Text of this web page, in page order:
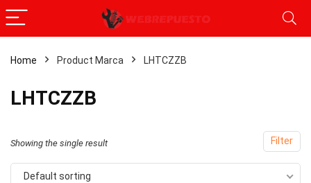
Home Product Marca ‎LHTCZZB
‎LHTCZZB
Filter
Showing the single result
Default sorting